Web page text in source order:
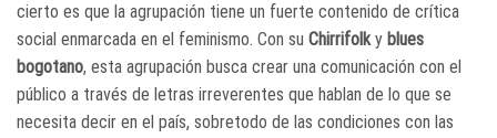
cierto es que la agrupación tiene un fuerte contenido de crítica
social enmarcada en el feminismo. Con su Chirrifolky blues
bogotano, esta agrupación busca crear una comunicación con el
público a través de letras irreverentes que hablan de lo que se
necesita decir en el país, sobretodo de las condiciones con las